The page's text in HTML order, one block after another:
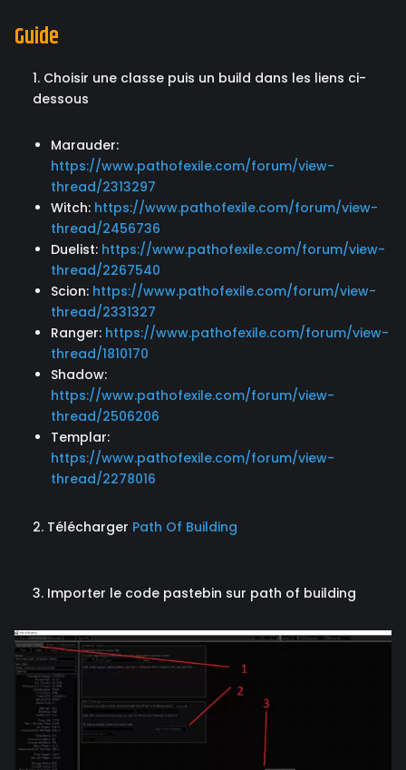
Guide
1. Choisir une classe puis un build dans les liens ci-
dessous
Marauder:
https://www.pathofexile.com/forum/view-
thread/2313297
Witch: https://www.pathofexile.com/forum/view-
thread/2456736
Duelist: https://www.pathofexile.com/forum/view-
thread/2267540
Scion: https://www.pathofexile.com/forum/view-
thread/2331327
Ranger: https://www.pathofexile.com/forum/view-
thread/1810170
Shadow:
https://www.pathofexile.com/forum/view-
thread/2506206
Templar:
https://www.pathofexile.com/forum/view-
thread/2278016
2. Télécharger Path Of Building
3. Importer le code pastebin sur path of building